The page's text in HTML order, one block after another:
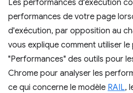
Les performances d'exécution
performances de votre page
d'exécution, par opposition au
vous explique comment utiliser le
"Performances" des outils pour
Chrome pour analyser les
ce qui concerne le modèle RAIL,